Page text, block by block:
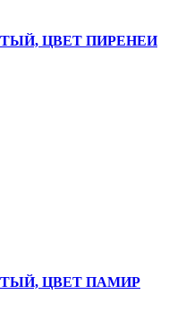
ЦВЕТ ПИРЕНЕИ
ЦВЕТ ПАМИР